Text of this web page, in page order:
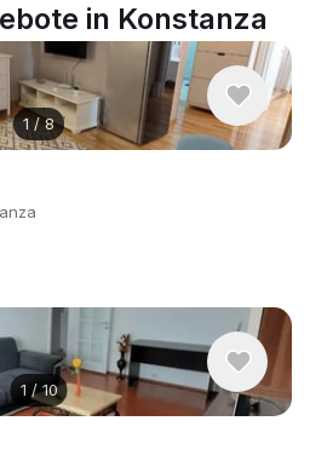
in Konstanza
1/8
1 /10